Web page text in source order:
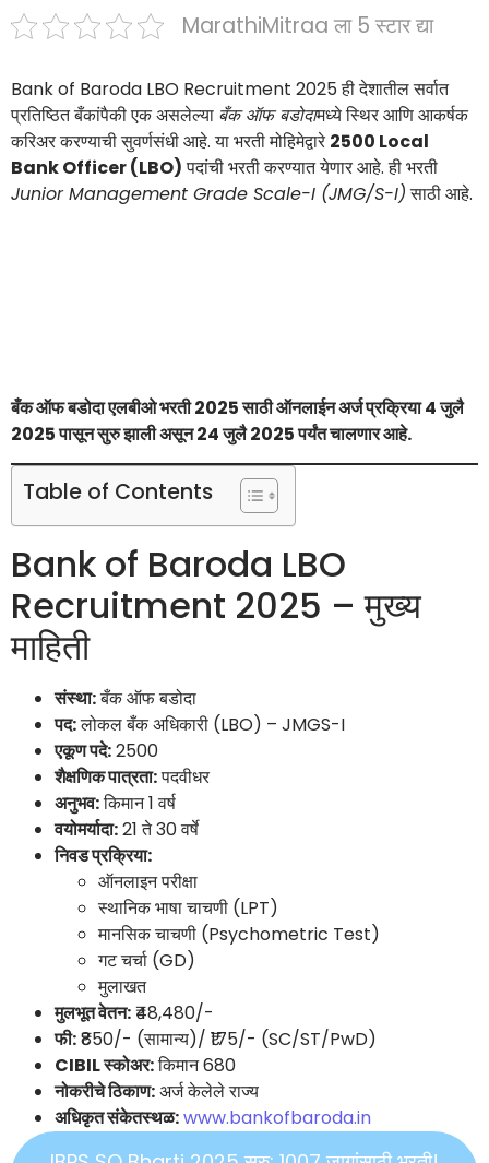
MarathiMitraa ला 5 स्टार द्या
Bank of Baroda LBO Recruitment 2025 ही देशातील सर्वात
प्रतिष्ठित बँकांपैकी एक असलेल्या बँक ऑफ बडोदामध्ये स्थिर आणि आकर्षक
करिअर करण्याची सुवर्णसंधी आहे. या भरती मोहिमेद्वारे 2500 Local
Bank Officer (LBO)पदांची भरती करण्यात येणार आहे. ही भरती
Junior Management Grade Scale-I (JMG/S-I)साठी आहे.
बँक ऑफ बडोदा एलबीओ भरती 2025 साठी ऑनलाईन अर्ज प्रक्रिया 4 जुलै
2025 पासून सुरु झाली असून 24 जुलै 2025 पर्यंत चालणार आहे.
Table of Contents
Bank of Baroda LBO
Recruitment 2025 – मुख्य
माहिती
संस्था:बँक ऑफ बडोदा
पद:लोकल बँक अधिकारी (LBO) – JMGS-I
एकूण पदे:2500
शैक्षणिक पात्रता:पदवीधर
अनुभव:किमान 1 वर्ष
वयोमर्यादा:21 ते 30 वर्षे
निवड प्रक्रिया:
ऑनलाइन परीक्षा
स्थानिक भाषा चाचणी (LPT)
मानसिक चाचणी (Psychometric Test)
गट चर्चा (GD)
मुलाखत
मुलभूत वेतन:₹48,480/-
फी:₹850/- (सामान्य)/ ₹175/- (SC/ST/PwD)
CIBIL स्कोअर:किमान 680
नोकरीचे ठिकाण:अर्ज केलेले राज्य
अधिकृत संकेतस्थळ:www.bankofbaroda.in